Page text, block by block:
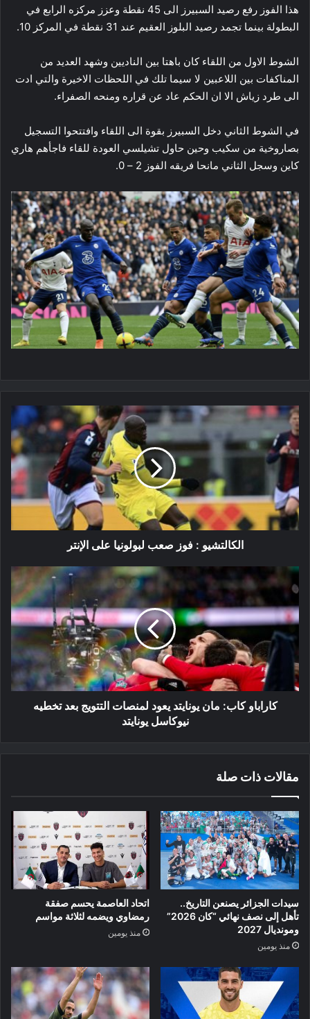
هذا الفوز رفع رصيد السبيرز الى 45 نقطة وعزز مركزه الرابع في
البطولة بينما تجمد رصيد البلوز العقيم عند 31 نقطة في المركز 10.
الشوط الاول من اللقاء كان باهتا بين الناديين وشهد العديد من
المناكفات بين اللاعبين لا سيما تلك في اللحظات الاخيرة والتي ادت
الى طرد زياش الا ان الحكم عاد عن قراره ومنحه الصفراء.
في الشوط الثاني دخل السبيرز بقوة الى اللقاء وافتتحوا التسجيل
بصاروخية من سكيب وحين حاول تشيلسي العودة للقاء فاجأهم هاري
كاين وسجل الثاني مانحا فريقه الفوز 2 – 0.
الكالتشيو
:
فوز
صعب
لبولونيا
على
الإنتر
الكالتشيو : فوز صعب لبولونيا على الإنتر
كاراباو
كاب:
يونايتد
يعود
لمنصات
التتويج
بعد
تخطيه
نيوكاسلكاراباو كاب: مان يونايتد يعود لمنصات التتويج بعد تخطيه
نيوكاسل يونايتد
مقالات ذات صلة
سيدات الجزائر يصنعن التاريخ..
تأهل إلى نصف نهائي “كان 2026”
ومونديال 2027
منذ يومين
اتحاد العاصمة يحسم صفقة
رمضاوي ويضمه لثلاثة مواسم
منذ يومين